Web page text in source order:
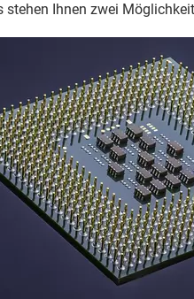
stehen Ihnen zwei